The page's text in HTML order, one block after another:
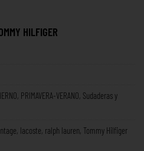
HILFIGER
PRIMAVERA-VERANO Sudaderas y
lacoste ralph lauren Tommy Hilfiger